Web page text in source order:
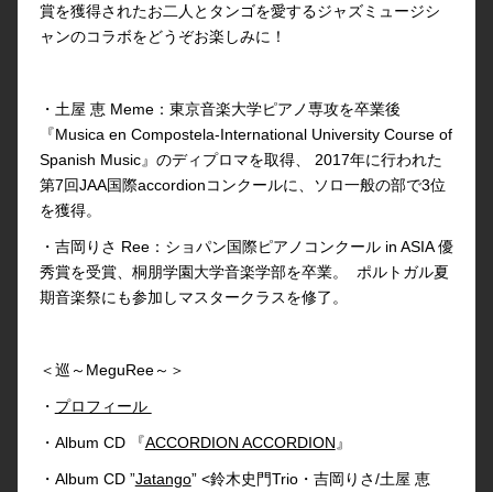
賞を獲得されたお二人とタンゴを愛するジャズミュージシ
ャンのコラボをどうぞお楽しみに！
・土屋 恵 Meme：東京音楽大学ピアノ専攻を卒業後
『Musica en Compostela-International University Course of
Spanish Music』のディプロマを取得、 2017年に行われた
第7回JAA国際accordionコンクールに、ソロ一般の部で3位
を獲得。
・吉岡りさ Ree：ショパン国際ピアノコンクール in ASIA 優
秀賞を受賞、桐朋学園大学音楽学部を卒業。 ポルトガル夏
期音楽祭にも参加しマスタークラスを修了。
＜巡～MeguRee～＞
・ プロフィール
・Album CD 『ACCORDION ACCORDION 』
・Album CD ”Jatango” <鈴木史門Trio・吉岡りさ/土屋 恵